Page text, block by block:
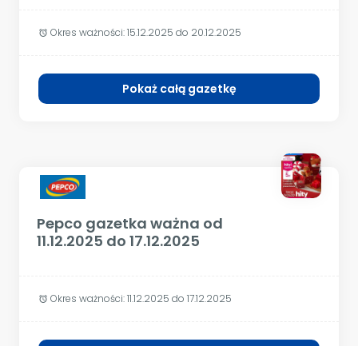
alarm Okres ważności:15.12.2025 do 20.12.2025
Pokaż całą gazetkę
Pepco gazetka ważna od
11.12.2025 do 17.12.2025
alarm Okres ważności:11.12.2025 do 17.12.2025